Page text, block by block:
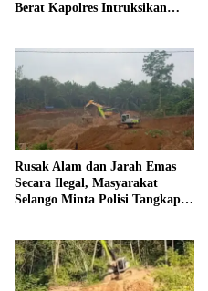
Berat Kapolres Intruksikan
Tanjung Mudo
Rusak Alam dan Jarah Emas
Secara Ilegal, Masyarakat
Selango Minta Polisi Tangkap